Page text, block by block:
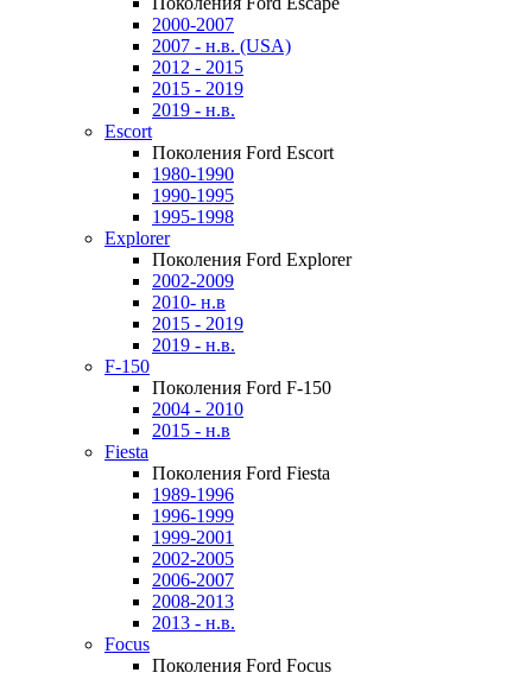
2000-2007
2007 - н.в. (USA)
2012 - 2015
2015 - 2019
2019 - н.в.
Escort
Поколения Ford Escort
1980-1990
1990-1995
1995-1998
Explorer
Поколения Ford Explorer
2002-2009
2010- н.в
2015 - 2019
2019 - н.в.
F-150
Поколения Ford F-150
2004 - 2010
2015 - н.в
Fiesta
Поколения Ford Fiesta
1989-1996
1996-1999
1999-2001
2002-2005
2006-2007
2008-2013
2013 - н.в.
Focus
Поколения Ford Focus